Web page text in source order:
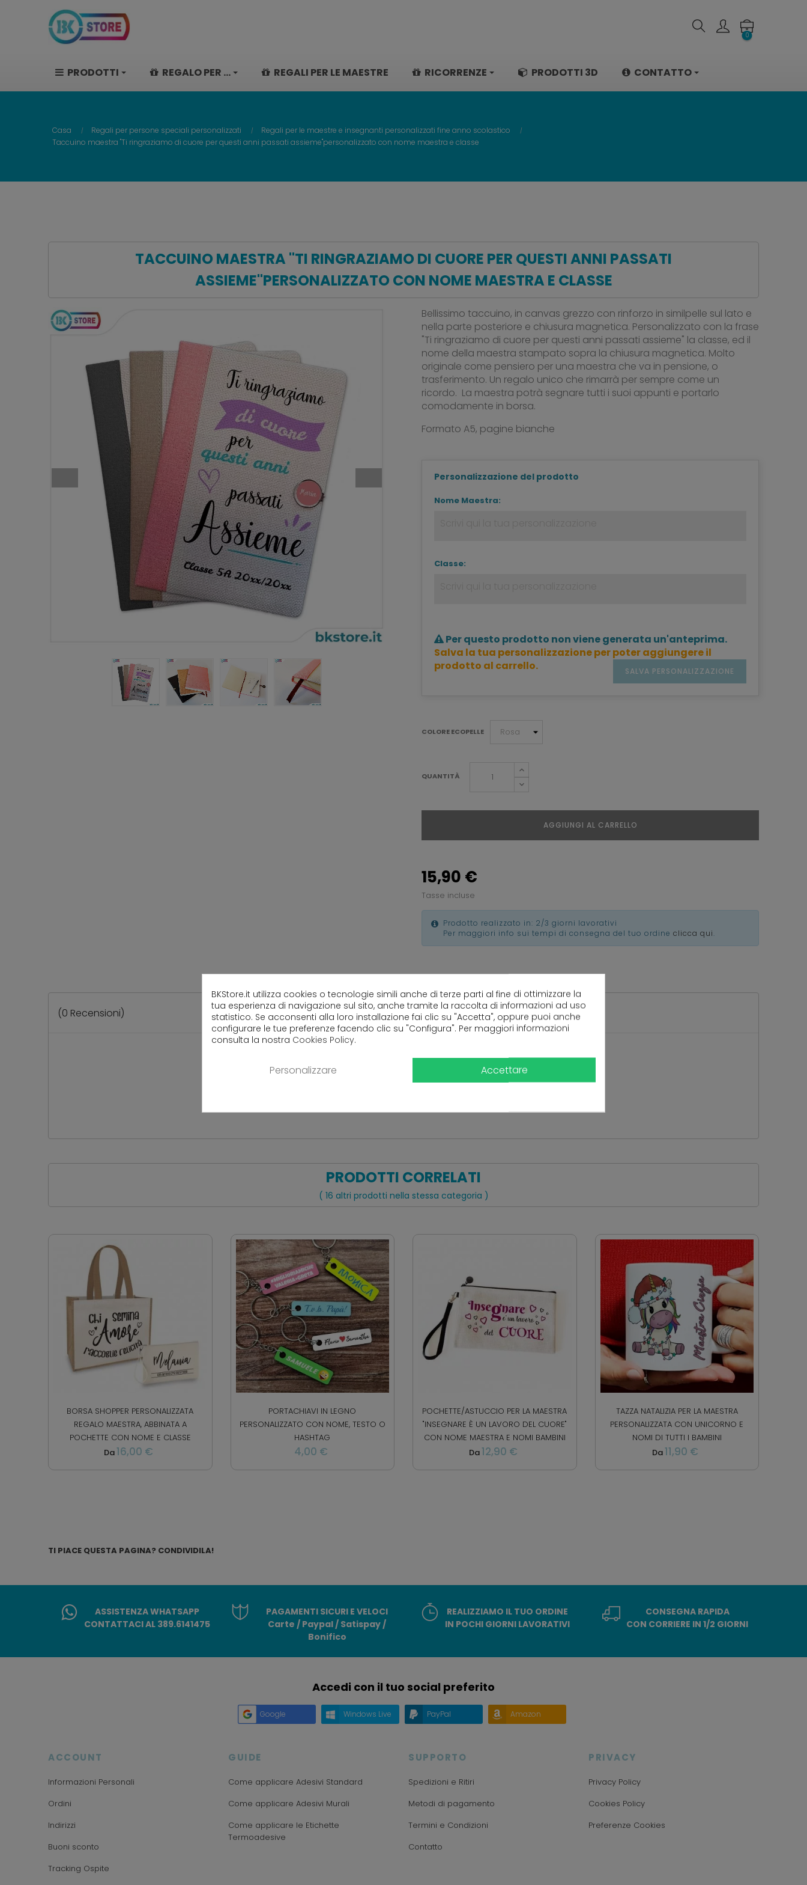
0
PRODOTTI REGALO PER ... REGALI PER LE MAESTRE RICORRENZE PRODOTTI 3D CONTATTO
Casa Regali per persone speciali personalizzati
Regali per le maestre e insegnanti personalizzati fine anno scolastico
Taccuino maestra "Ti ringraziamo di cuore per questi anni passati assieme"personalizzato con nome maestra e classe
TACCUINO MAESTRA "TI RINGRAZIAMO DI CUORE PER QUESTI ANNI PASSATI
ASSIEME"PERSONALIZZATO CON NOME MAESTRA E CLASSE
Bellissimo taccuino, in canvas grezzo con rinforzo in similpelle sul lato e
nella parte posteriore e chiusura magnetica. Personalizzato con la frase
"Ti ringraziamo di cuore per questi anni passati assieme" la classe, ed il
nome della maestra stampato sopra la chiusura magnetica. Molto
originale come pensiero per una maestra che va in pensione, o
trasferimento. Un regalo unico che rimarrà per sempre come un
ricordo. La maestra potrà segnare tutti i suoi appunti e portarlo
comodamente in borsa.
Formato A5, pagine bianche
Personalizzazione del prodotto
Nome Maestra:
Classe:
Per questo prodotto non viene generata un'anteprima.
Salva la tua personalizzazione per poter aggiungere il
prodotto al carrello.
SALVA PERSONALIZZAZIONE
COLORE ECOPELLE
QUANTITÀ
AGGIUNGI AL CARRELLO
15,90 €
Tasse incluse
Prodotto realizzato in: 2/3 giorni lavorativi
Per maggiori info sui tempi di consegna del tuo ordine clicca qui.
(0 Recensioni)
Ancora nessuna recensione da parte degli utenti.
PRODOTTI CORRELATI
( 16 altri prodotti nella stessa categoria )
BORSA SHOPPER PERSONALIZZATA
REGALO MAESTRA, ABBINATA A
POCHETTE CON NOME E CLASSE
Da16,00 €
PORTACHIAVI IN LEGNO
PERSONALIZZATO CON NOME, TESTO O
HASHTAG
4,00 €
POCHETTE/ASTUCCIO PER LA MAESTRA
"INSEGNARE È UN LAVORO DEL CUORE"
CON NOME MAESTRA E NOMI BAMBINI
Da12,90 €
TAZZA NATALIZIA PER LA MAESTRA
PERSONALIZZATA CON UNICORNO E
NOMI DI TUTTI I BAMBINI
Da11,90 €
TI PIACE QUESTA PAGINA? CONDIVIDILA!
ASSISTENZA WHATSAPP
CONTATTACI AL 389.6141475
PAGAMENTI SICURI E VELOCI
Carte / Paypal / Satispay /
Bonifico
REALIZZIAMO IL TUO ORDINE
IN POCHI GIORNI LAVORATIVI
CONSEGNA RAPIDA
CON CORRIERE IN 1/2 GIORNI
Accedi con il tuo social preferito
Google Windows Live PayPal Amazon
ACCOUNT
Informazioni Personali
Ordini
Indirizzi
Buoni sconto
Tracking Ospite
GUIDE
Come applicare Adesivi Standard
Come applicare Adesivi Murali
Come applicare le Etichette
Termoadesive
SUPPORTO
Spedizioni e Ritiri
Metodi di pagamento
Termini e Condizioni
Contatto
PRIVACY
Privacy Policy
Cookies Policy
Preferenze Cookies
BKStore.it utilizza cookies o tecnologie simili anche di terze parti al fine di ottimizzare la
tua esperienza di navigazione sul sito, anche tramite la raccolta di informazioni ad uso
statistico. Se acconsenti alla loro installazione fai clic su "Accetta", oppure puoi anche
configurare le tue preferenze facendo clic su "Configura". Per maggiori informazioni
consulta la nostra Cookies Policy.
Accettare
Personalizzare